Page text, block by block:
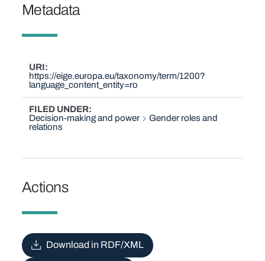
Metadata
URI
https://eige.europa.eu/taxonomy/term/1200?
language_content_entity=ro
FILED UNDER
Decision-making and power
Gender roles and
relations
Actions
Download in RDF/XML